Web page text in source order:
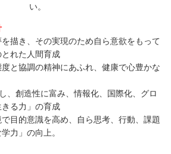
い。
描き、その実現のため自ら意欲をもって
れた人間育成
度と協調の精神にあふれ、健康で心豊かな
、創造性に富み、情報化、国際化、グロ
る力」の育成
で目的意識を高め、自ら思考、行動、課題
力」の向上。